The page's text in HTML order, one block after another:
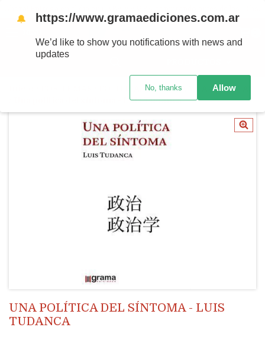
POLÍTICA, CULTURA Y LAZO SOCIAL
Una política del síntoma - Luis Tudanca
UNA POLÍTICA DEL SÍNTOMA - LUIS
TUDANCA
🔔 https://www.gramaediciones.com.ar
We’d like to show you notifications with news and
updates
No, thanks Allow